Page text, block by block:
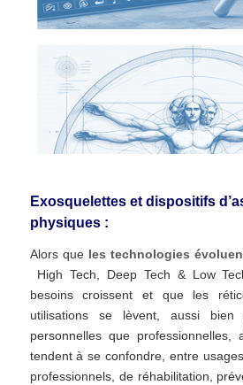
Exosquelettes et dispositifs
physiques :
Alors que les technologies
High Tech, Deep Tech & Low
besoins croissent et que les
utilisations se lèvent, aussi bien
personnelles que
tendent à se confondre, entre
professionnels, de réhabilitation,